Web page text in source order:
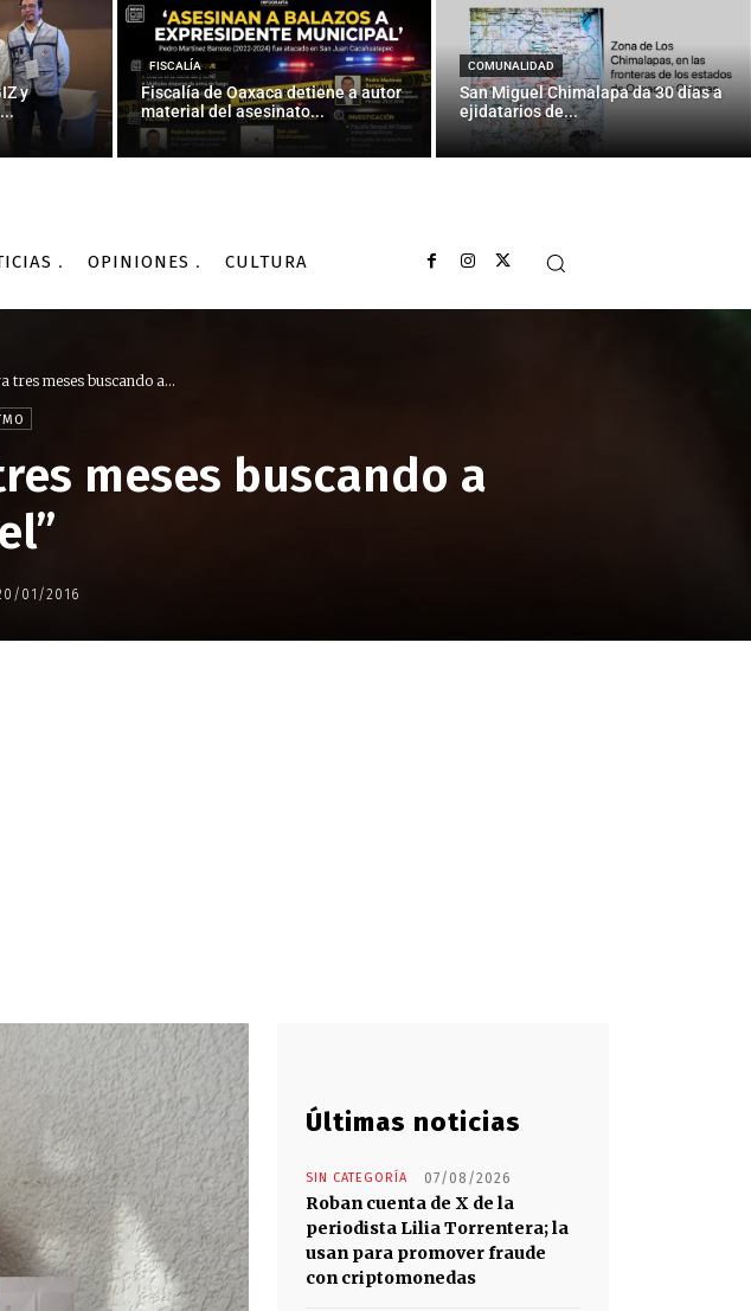
y
FISCALÍA
Fiscalía de Oaxaca detiene a autor
material del asesinato...
COMUNALIDAD
San Miguel Chimalapa da 30 días a
ejidatarios de...
OPINIONES CULTURA
tres meses buscando a...
meses buscando a
01/2016
Últimas noticias
SIN CATEGORÍA 07/08/2026
Roban cuenta de X de la
periodista Lilia Torrentera; la
usan para promover fraude
con criptomonedas